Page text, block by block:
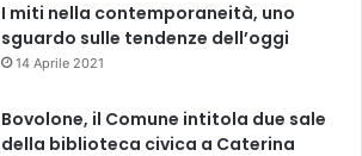
I miti nella contemporaneità, uno
sguardo sulle tendenze dell’oggi
14 Aprile 2021
Bovolone, il Comune intitola due sale
della biblioteca civica a Caterina